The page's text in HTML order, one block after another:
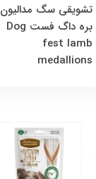
تشویقی سگ مدالیون
بره داگ فست Dog
fest lamb
medallions